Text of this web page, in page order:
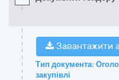
Завантажити
Тип документа:
закупівлі